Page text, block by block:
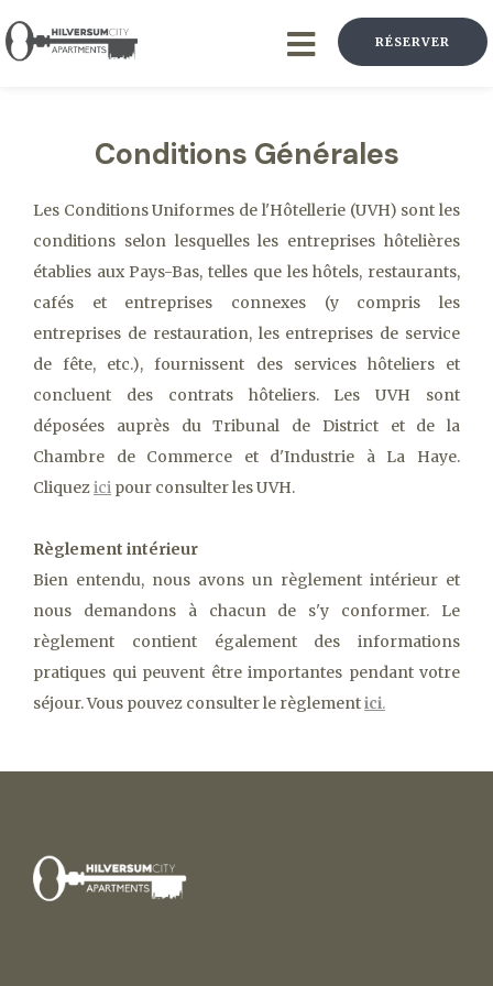
RÉSERVER
Conditions Générales
Les Conditions Uniformes de l'Hôtellerie (UVH) sont les
conditions selon lesquelles les entreprises hôtelières
établies aux Pays-Bas, telles que les hôtels, restaurants,
cafés et entreprises connexes (y compris les
entreprises de restauration, les entreprises de service
de fête, etc.), fournissent des services hôteliers et
concluent des contrats hôteliers. Les UVH sont
déposées auprès du Tribunal de District et de la
Chambre de Commerce et d'Industrie à La Haye.
Cliquezici pour consulter les UVH.
Règlement intérieur
Bien entendu, nous avons un règlement intérieur et
nous demandons à chacun de s'y conformer. Le
règlement contient également des informations
pratiques qui peuvent être importantes pendant votre
séjour. Vous pouvez consulter le règlementici.